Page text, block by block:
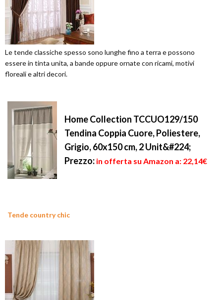
Le tende classiche spesso sono lunghe fino a terra e possono
essere in tinta unita, a bande oppure ornate con ricami, motivi
floreali e altri decori.
Home Collection TCCUO129/150
Tendina Coppia Cuore, Poliestere,
Grigio, 60x150 cm, 2 Unit&#224;
Prezzo: in offerta su Amazon a: 22,14€
Tende country chic